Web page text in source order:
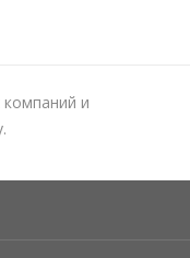
компаний и